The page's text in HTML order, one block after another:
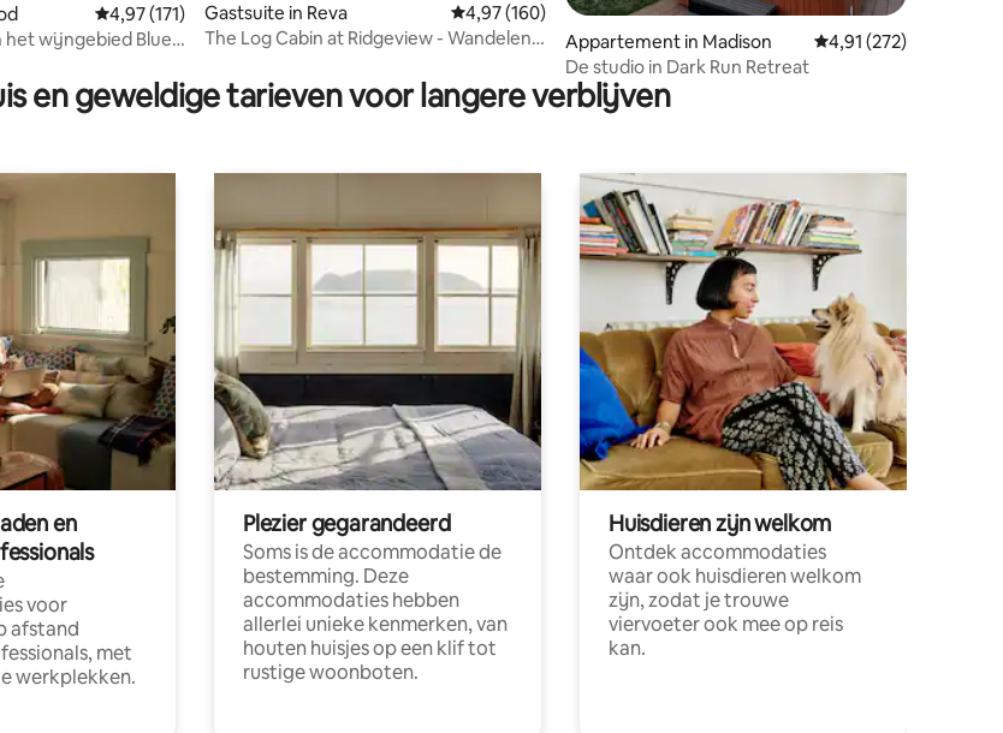
op 5, 171 recensies
Gemiddelde beoordeling van 4,97 op 5, 171 recensies
4,97 (171)
wijngebied Blue
Gastsuite in Reva Gemiddelde beoordeling van 4,97 op 5, 160 recensies
4,97 (160)
The Log Cabin at Ridgeview - Wandelen,
Appartement in Madison Gemiddelde
4,91 (272)
De studio in Dark Run Retreat
en geweldige tarieven voor langere verblijven
en
voor
afstand
met
werkplekken.
Plezier gegarandeerd
Soms is de accommodatie de
bestemming. Deze
accommodaties hebben
allerlei unieke kenmerken, van
houten huisjes op een klif tot
rustige woonboten.
Huisdieren zijn welkom
Ontdek accommodaties
waar ook huisdieren welkom
zijn, zodat je trouwe
viervoeter ook mee op reis
kan.